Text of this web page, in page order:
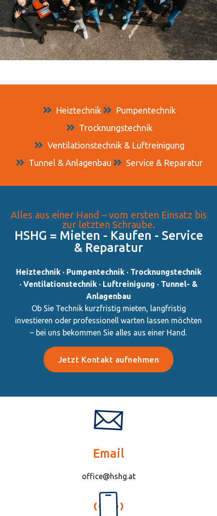
Heiztechnik
Pumpentechnik
Trocknungstechnik
Ventilationstechnik & Luftreinigung
Tunnel & Anlagenbau
Service & Reparatur
Alles aus einer Hand – vom ersten Einsatz bis
zur letzten Schraube.
HSHG = Mieten - Kaufen - Service
& Reparatur​
Heiztechnik · Pumpentechnik · Trocknungstechnik
· Ventilationstechnik · Luftreinigung · Tunnel- &
Anlagenbau
Ob Sie Technik kurzfristig mieten, langfristig
investieren oder professionell warten lassen möchten
– bei uns bekommen Sie alles aus einer Hand.
Jetzt Kontakt aufnehmen
Email
office@hshg.at